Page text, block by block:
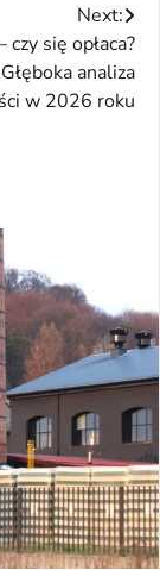
Next:
czy się opłaca?
Głęboka analiza
w 2026 roku